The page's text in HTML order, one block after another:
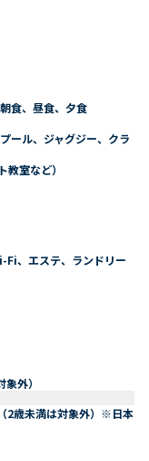
食、昼食、夕食
ール、ジャグジー、クラ
室など）
Fi、エステ、ランドリー
外）
2歳未満は対象外）※日本